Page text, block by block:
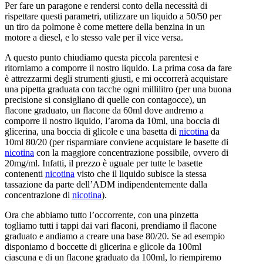
Per fare un paragone e rendersi conto della necessità di
rispettare questi parametri, utilizzare un liquido a 50/50 per
un tiro da polmone è come mettere della benzina in un
motore a diesel, e lo stesso vale per il vice versa.
A questo punto chiudiamo questa piccola parentesi e
ritorniamo a comporre il nostro liquido. La prima cosa da fare
è attrezzarmi degli strumenti giusti, e mi occorrerà acquistare
una pipetta graduata con tacche ogni millilitro (per una buona
precisione si consigliano di quelle con contagocce), un
flacone graduato, un flacone da 60ml dove andremo a
comporre il nostro liquido, l’aroma da 10ml, una boccia di
glicerina, una boccia di glicole e una basetta di nicotina da
10ml 80/20 (per risparmiare conviene acquistare le basette di
nicotina con la maggiore concentrazione possibile, ovvero di
20mg/ml. Infatti, il prezzo è uguale per tutte le basette
contenenti nicotina visto che il liquido subisce la stessa
tassazione da parte dell’ADM indipendentemente dalla
concentrazione di nicotina).
Ora che abbiamo tutto l’occorrente, con una pinzetta
togliamo tutti i tappi dai vari flaconi, prendiamo il flacone
graduato e andiamo a creare una base 80/20. Se ad esempio
disponiamo d boccette di glicerina e glicole da 100ml
ciascuna e di un flacone graduato da 100ml, lo riempiremo